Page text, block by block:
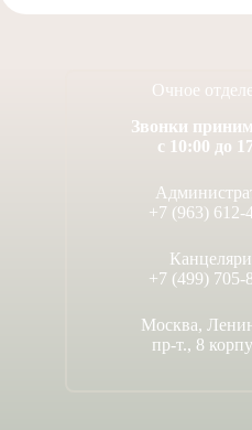
Очное
Звонки
с 10:00 до
+7 (963) 612-
+7 (499) 705-
Москва,
пр-т., 8